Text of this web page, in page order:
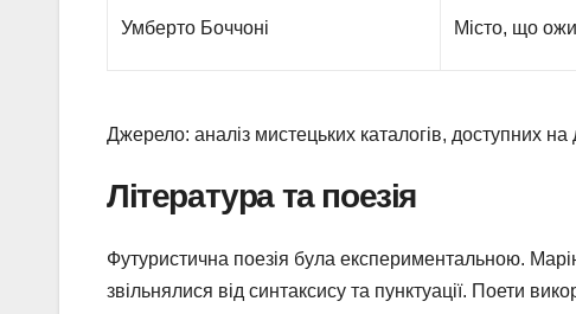
Умберто Боччоні Місто, що
Джерело: аналіз мистецьких каталогів, доступних
Література та поезія
Футуристична поезія була експериментальною.
звільнялися від синтаксису та пунктуації. Поети